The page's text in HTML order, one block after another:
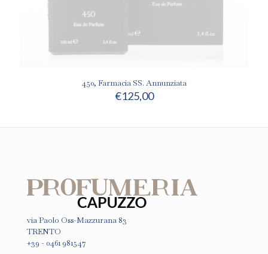
450, Farmacia SS. Annunziata
€125,00
via Paolo Oss-Mazzurana 83
TRENTO
+39 - 0461 981547